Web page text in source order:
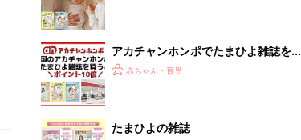
アカチャンホンポでたまひよ雑誌を買
うとポイント10倍【期間限定】
赤ちゃん・育児
たまひよの雑誌